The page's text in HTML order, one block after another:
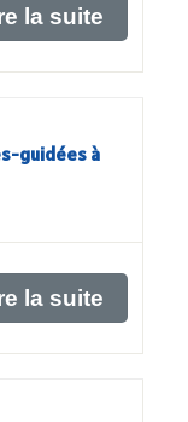
la suite
guidées à
la suite